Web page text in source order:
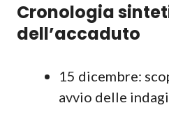
Cronologia
dell’accaduto
15 dicembre:
avvio delle